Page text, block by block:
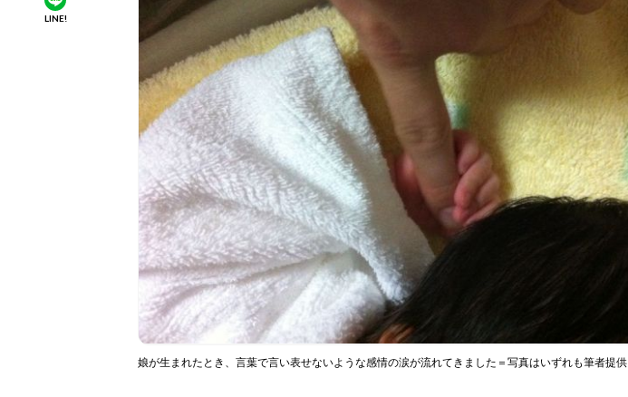
LINE!
娘が生まれたとき、言葉で言い表せないような感情の涙が流れてきました＝写真はいずれも筆者提供